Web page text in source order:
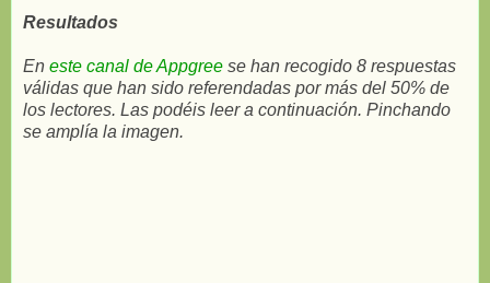
Resultados
En este canal de Appgree se han recogido 8 respuestas
válidas que han sido referendadas por más del 50% de
los lectores. Las podéis leer a continuación. Pinchando
se amplía la imagen.